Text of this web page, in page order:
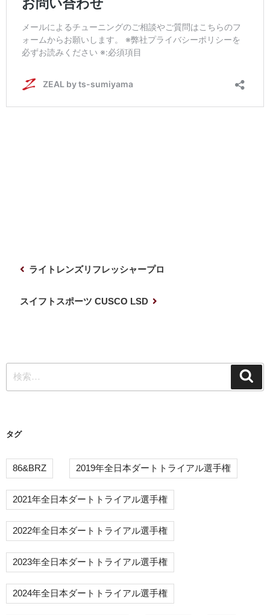
シ
ョ
ライトレンズリフレッシャープロ
スイフトスポーツ CUSCO LSD
索:
タグ
86&BRZ 2019年全日本ダートトライアル選手権
2021年全日本ダートトライアル選手権
2022年全日本ダートトライアル選手権
2023年全日本ダートトライアル選手権
2024年全日本ダートトライアル選手権